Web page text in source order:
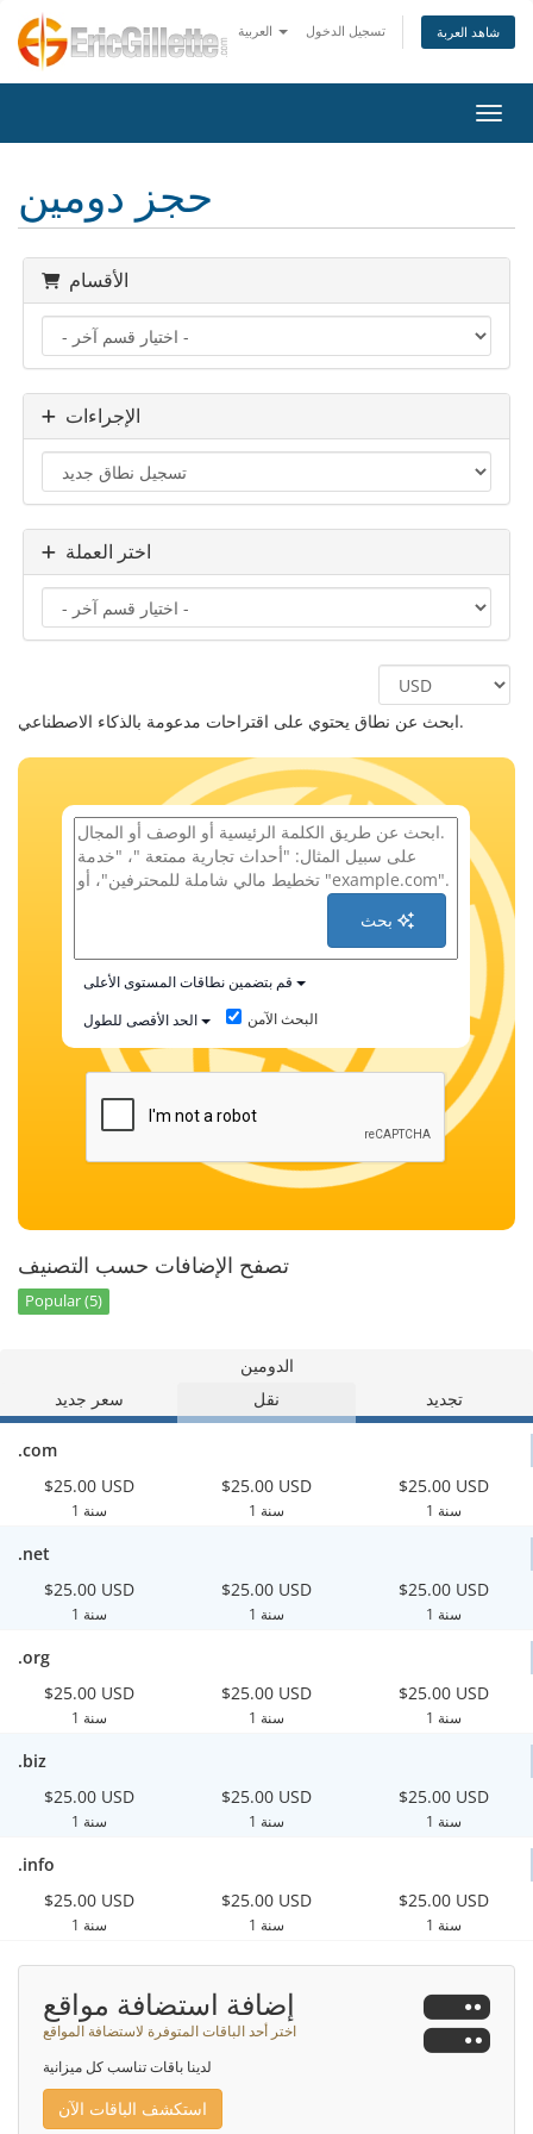
تسجيل الدخول شاهد العربة
حجز دومين
الأقسام
الإجراءات
اختر العملة
ابحث عن نطاق يحتوي على اقتراحات مدعومة بالذكاء الاصطناعي.
قم بتضمين نطاقات المستوى الأعلى
الحد الأقصى للطول
البحث الآمن
تصفح الإضافات حسب التصنيف
Popular (5)
الدومين
سعر جديد
نقل تجديد
.com
$25.00 USD
1 سنة
$25.00 USD
1 سنة
$25.00 USD
1 سنة
.net
$25.00 USD
1 سنة
$25.00 USD
1 سنة
$25.00 USD
1 سنة
.org
$25.00 USD
1 سنة
$25.00 USD
1 سنة
$25.00 USD
1 سنة
.biz
$25.00 USD
1 سنة
$25.00 USD
1 سنة
$25.00 USD
1 سنة
.info
$25.00 USD
1 سنة
$25.00 USD
1 سنة
$25.00 USD
1 سنة
إضافة استضافة مواقع
اختر أحد الباقات المتوفرة لاستضافة المواقع
لدينا باقات تناسب كل ميزانية
استكشف الباقات الآن